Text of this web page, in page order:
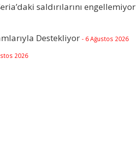
saldırılarını engellemiyor
Destekliyor - 6 Ağustos 2026
2026